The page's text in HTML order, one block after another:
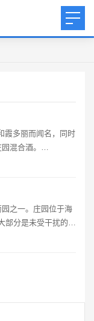
霞多丽而闻名，同时
混合酒。
地区独特的
特色。198...
之一。庄园位于海
部分是未受干扰的原
生产具有真正区域